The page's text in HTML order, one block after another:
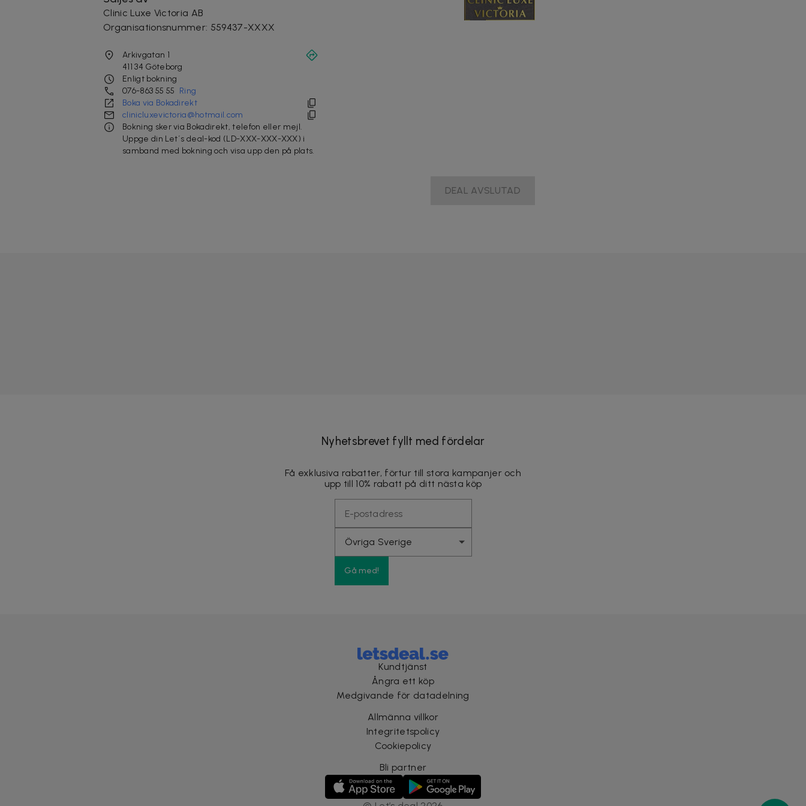
Clinic Luxe Victoria AB
Organisationsnummer: 559437-XXXX
Arkivgatan 1
411 34 Göteborg
Enligt bokning
076-863 55 55 Ring
Boka via Bokadirekt
clinicluxevictoria@hotmail.com
Bokning sker via Bokadirekt, telefon eller mejl.
Uppge din Let´s deal-kod (LD-XXX-XXX-XXX) i
samband med bokning och visa upp den på plats.
DEAL AVSLUTAD
Nyhetsbrevet fyllt med fördelar
Få exklusiva rabatter, förtur till stora kampanjer och
upp till 10% rabatt på ditt nästa köp
Gå med!
Kundtjänst
Ångra ett köp
Medgivande för datadelning
Allmänna villkor
Integritetspolicy
Cookiepolicy
Bli partner